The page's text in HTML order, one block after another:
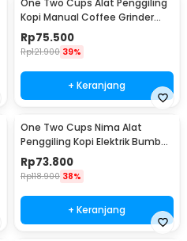
One Two Cups Alat Penggiling
Kopi Manual Coffee Grinder
Wood - 16290
Rp75.500
Rp121.900 39%
+ Keranjang
One Two Cups Nima Alat
Penggiling Kopi Elektrik Bumbu
Coffee Grinder - NM-8300
Rp73.800
Rp118.900 38%
+ Keranjang